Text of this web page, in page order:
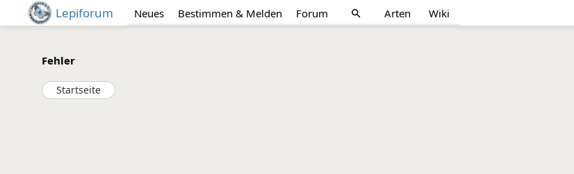
Lepiforum Neues Bestimmen & Melden Forum search Arten Wiki
Fehler
Startseite